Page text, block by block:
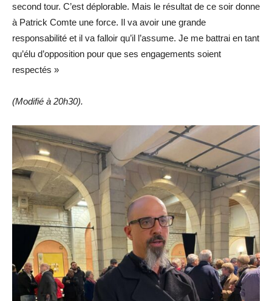
second tour. C’est déplorable. Mais le résultat de ce soir donne
à Patrick Comte une force. Il va avoir une grande
responsabilité et il va falloir qu’il l’assume. Je me battrai en tant
qu’élu d’opposition pour que ses engagements soient
respectés »
(Modifié à 20h30).